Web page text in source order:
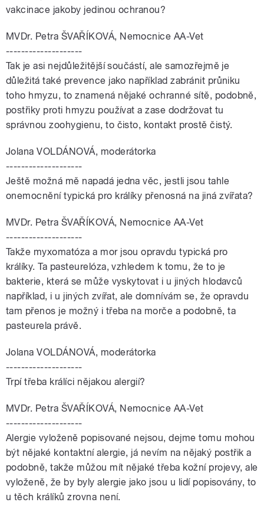
vakcinace jakoby jedinou ochranou?
MVDr. Petra ŠVAŘÍKOVÁ, Nemocnice AA-Vet
--------------------
Tak je asi nejdůležitější součástí, ale samozřejmě je
důležitá také prevence jako například zabránit průniku
toho hmyzu, to znamená nějaké ochranné sítě, podobně,
postřiky proti hmyzu používat a zase dodržovat tu
správnou zoohygienu, to čisto, kontakt prostě čistý.
Jolana VOLDÁNOVÁ, moderátorka
--------------------
Ještě možná mě napadá jedna věc, jestli jsou tahle
onemocnění typická pro králíky přenosná na jiná zvířata?
MVDr. Petra ŠVAŘÍKOVÁ, Nemocnice AA-Vet
--------------------
Takže myxomatóza a mor jsou opravdu typická pro
králíky. Ta pasteurelóza, vzhledem k tomu, že to je
bakterie, která se může vyskytovat i u jiných hlodavců
například, i u jiných zvířat, ale domnívám se, že opravdu
tam přenos je možný i třeba na morče a podobně, ta
pasteurela právě.
Jolana VOLDÁNOVÁ, moderátorka
--------------------
Trpí třeba králíci nějakou alergií?
MVDr. Petra ŠVAŘÍKOVÁ, Nemocnice AA-Vet
--------------------
Alergie vyloženě popisované nejsou, dejme tomu mohou
být nějaké kontaktní alergie, já nevím na nějaký postřik a
podobně, takže můžou mít nějaké třeba kožní projevy, ale
vyloženě, že by byly alergie jako jsou u lidí popisovány, to
u těch králíků zrovna není.